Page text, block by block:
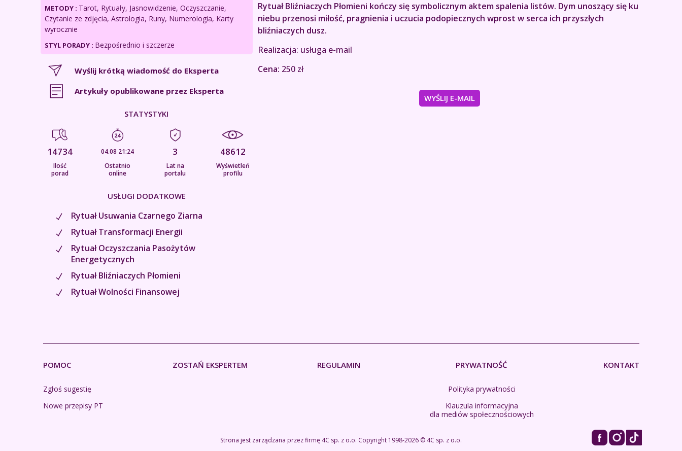
METODY : Tarot, Rytuały, Jasnowidzenie, Oczyszczanie,
Czytanie ze zdjęcia, Astrologia, Runy, Numerologia, Karty
wyrocznie
STYL PORADY : Bezpośrednio i szczerze
Wyślij krótką wiadomość do Eksperta
Artykuły opublikowane przez Eksperta
STATYSTYKI
14734
Ilość
porad
04.08 21:24
Ostatnio
online
3
Lat na
portalu
48612
Wyświetleń
profilu
USŁUGI DODATKOWE
Rytuał Usuwania Czarnego Ziarna
Rytuał Transformacji Energii
Rytuał Oczyszczania Pasożytów
Energetycznych
Rytuał Bliźniaczych Płomieni
Rytuał Wolności Finansowej
Rytuał Bliźniaczych Płomieni kończy się symbolicznym aktem spalenia listów. Dym unoszący się ku
niebu przenosi miłość, pragnienia i uczucia podopiecznych wprost w serca ich przyszłych
bliźniaczych dusz.
Realizacja: usługa e-mail
Cena: 250 zł
WYŚLIJ E-MAIL
POMOC
Zgłoś sugestię
Nowe przepisy PT
ZOSTAŃ EKSPERTEM REGULAMIN PRYWATNOŚĆ
Polityka prywatności
Klauzula informacyjna
dla mediów społecznościowych
KONTAKT
Strona jest zarządzana przez firmę 4C sp. z o.o. Copyright 1998-2026 © 4C sp. z o.o.